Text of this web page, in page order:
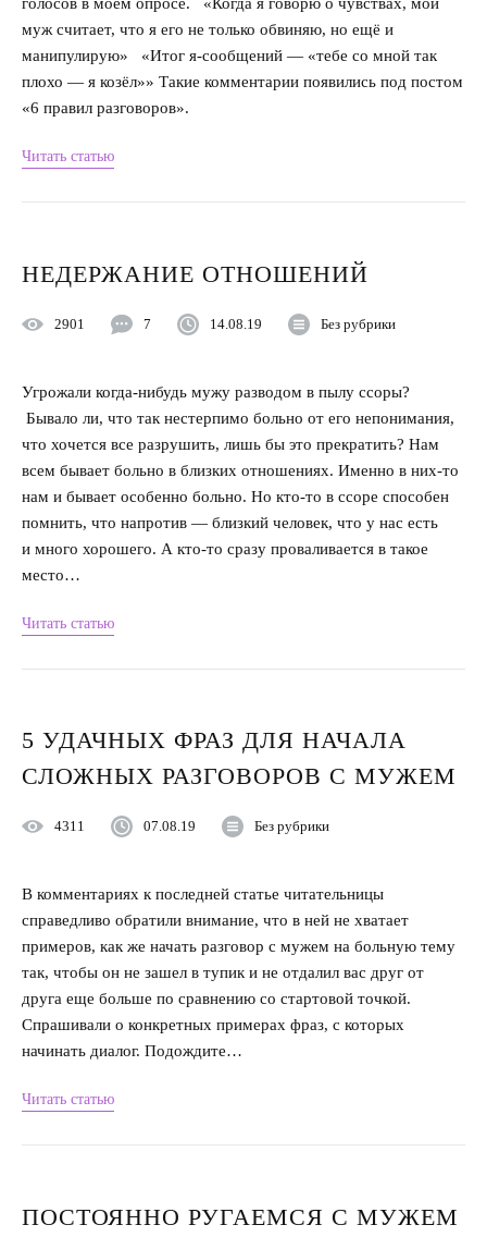
голосов в моём опросе. «Когда я говорю о чувствах, мой
муж считает, что я его не только обвиняю, но ещё и
манипулирую» «Итог я-сообщений — «тебе со мной так
плохо — я козёл»» Такие комментарии появились под постом
«6 правил разговоров».
Читать статью
НЕДЕРЖАНИЕ ОТНОШЕНИЙ
2901 7 14.08.19 Без рубрики
Угрожали когда-нибудь мужу разводом в пылу ссоры?
Бывало ли, что так нестерпимо больно от его непонимания,
что хочется все разрушить, лишь бы это прекратить? Нам
всем бывает больно в близких отношениях. Именно в них-то
нам и бывает особенно больно. Но кто-то в ссоре способен
помнить, что напротив — близкий человек, что у нас есть
и много хорошего. А кто-то сразу проваливается в такое
место…
Читать статью
5 УДАЧНЫХ ФРАЗ ДЛЯ НАЧАЛА
СЛОЖНЫХ РАЗГОВОРОВ С МУЖЕМ
4311 07.08.19 Без рубрики
В комментариях к последней статье читательницы
справедливо обратили внимание, что в ней не хватает
примеров, как же начать разговор с мужем на больную тему
так, чтобы он не зашел в тупик и не отдалил вас друг от
друга еще больше по сравнению со стартовой точкой.
Спрашивали о конкретных примерах фраз, с которых
начинать диалог. Подождите…
Читать статью
ПОСТОЯННО РУГАЕМСЯ С МУЖЕМ